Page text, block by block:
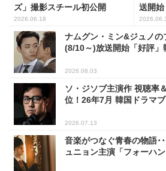
ズ」撮影スチール初公開
2026.06.18
送開
ナムグン・ミン&ジュノの
(8/10～)放送開始「好評」
2026.08.03
ソ・ジソブ主演作 視聴率
位！26年7月 韓国ドラマ
2026.07.13
音楽がつなぐ青春の物語･
ュニョン主演「フォーハ